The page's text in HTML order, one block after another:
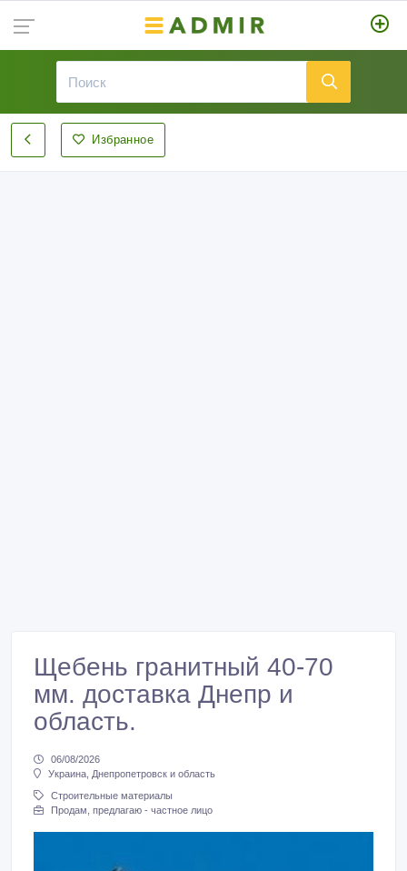
Избранное
Щебень гранитный 40-70
мм. доставка Днепр и
область.
06/08/2026
Украина, Днепропетровск и область
Строительные материалы
Продам, предлагаю - частное лицо